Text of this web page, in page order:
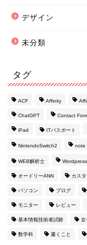
デザイン
未分類
タグ
ACF Affinity
ChatGPT Contact
iPad ITパスポート
NintendoSwitch2 note
WEB解析士 Wordpress
オードリーANN カス
パソコン ブログ
モニター レビュー
基本情報技術者試験 女
数学科 書くこと